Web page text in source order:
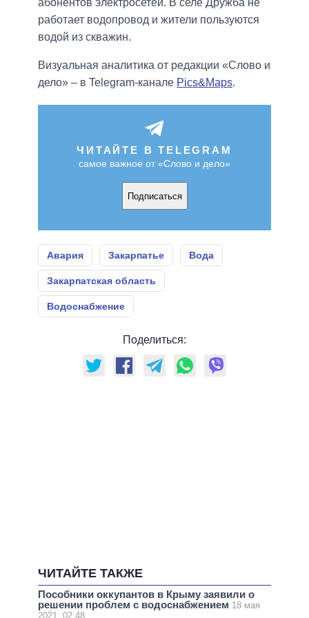
абонентов электросетей. В селе Дружба не
работает водопровод и жители пользуются
водой из скважин.
Визуальная аналитика от редакции «Слово и
дело» – в Telegram-канале Pics&Maps.
ЧИТАЙТЕ В TELEGRAM
самое важное от «Слово и дело»
Подписаться
Авария Закарпатье Вода
Закарпатская область
Водоснабжение
Поделиться:
ЧИТАЙТЕ ТАКЖЕ
Пособники оккупантов в Крыму заявили о
решении проблем с водоснабжением 18 мая
2021, 02:48